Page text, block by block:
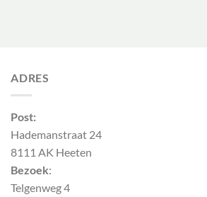
ADRES
Post:
Hademanstraat 24
8111 AK Heeten
Bezoek:
Telgenweg 4